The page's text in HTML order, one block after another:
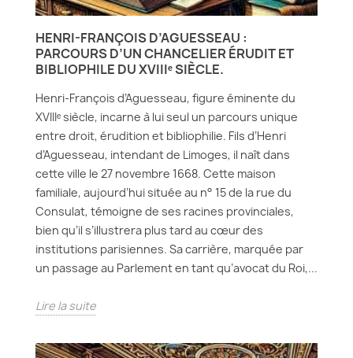
HENRI-FRANÇOIS D’AGUESSEAU :
PARCOURS D’UN CHANCELIER ÉRUDIT ET
BIBLIOPHILE DU XVIIIᵉ SIÈCLE.
Henri-François d’Aguesseau, figure éminente du
XVIIIᵉ siècle, incarne à lui seul un parcours unique
entre droit, érudition et bibliophilie. Fils d’Henri
d’Aguesseau, intendant de Limoges, il naît dans
cette ville le 27 novembre 1668. Cette maison
familiale, aujourd’hui située au n° 15 de la rue du
Consulat, témoigne de ses racines provinciales,
bien qu’il s’illustrera plus tard au cœur des
institutions parisiennes. Sa carrière, marquée par
un passage au Parlement en tant qu’avocat du Roi,...
Lire la suite